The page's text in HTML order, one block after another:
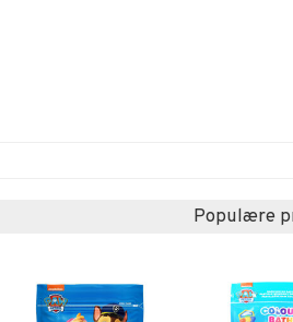
Populære